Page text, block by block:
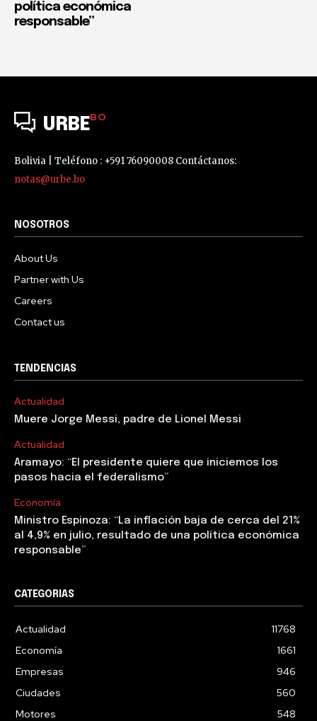
política económica
responsable”
URBEBO
Bolivia | Teléfono : +591 76090008 Contáctanos:
notas@urbe.bo
NOSOTROS
About Us
Partner with Us
Careers
Contact us
TENDENCIAS
Actualidad
Muere Jorge Messi, padre de Lionel Messi
Actualidad
Aramayo: “El presidente quiere que iniciemos los
pasos hacia el federalismo”
Economía
Ministro Espinoza: “La inflación baja de cerca del 21%
al 4,9% en julio, resultado de una política económica
responsable”
CATEGORIAS
Actualidad
11768
Economía
1661
Empresas
946
Ciudades
560
Motores
548